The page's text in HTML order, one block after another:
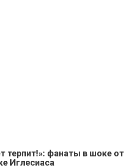
терпит!»: фанаты в шоке от
Иглесиаса